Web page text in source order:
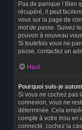
Pas de panique ! Bien
récupéré, il peut
vous sur la page de
mot de passe. Suivez
pouvoir à nouveau
Si toutefois vous ne
passe, contactez un
Haut
Pourquoi suis-je
Si vous ne cochez pas
connexion, vous ne
déterminée. Cela
compte à votre insu en
connecté, cochez la